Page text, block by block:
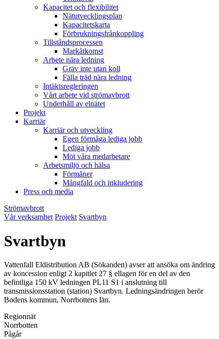
Kapacitet och flexibilitet
Nätutvecklingsplan
Kapacitetskarta
Förbrukningsfrånkoppling
Tillståndsprocessen
Markåtkomst
Arbete nära ledning
Gräv inte utan koll
Fälla träd nära ledning
Intäktsregleringen
Vårt arbete vid strömavbrott
Underhåll av elnätet
Projekt
Karriär
Karriär och utveckling
Egen förmåga lediga jobb
Lediga jobb
Möt våra medarbetare
Arbetsmiljö och hälsa
Förmåner
Mångfald och inkludering
Press och media
Strömavbrott
Vår verksamhet Projekt Svartbyn
Svartbyn
Vattenfall Eldistribution AB (Sökanden) avser att ansöka om ändring
av koncession enligt 2 kapitlet 27 § ellagen för en del av den
befintliga 150 kV ledningen PL11 S1 i anslutning till
transmissionsstation (station) Svartbyn. Ledningsändringen berör
Bodens kommun, Norrbottens län.
Regionnät
Norrbotten
Pågår